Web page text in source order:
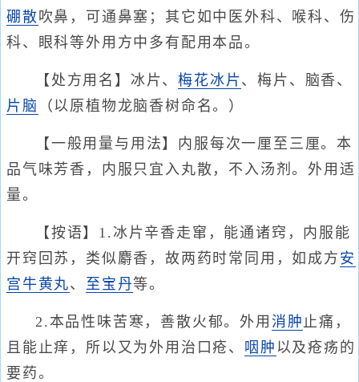
硼散吹鼻，可通鼻塞；其它如中医外科、喉科、伤
科、眼科等外用方中多有配用本品。
【处方用名】冰片、梅花冰片、梅片、脑香、
片脑
（以原植物龙脑香树命名。）
【一般用量与用法】内服每次一厘至三厘。本
品气味芳香，内服只宜入丸散，不入汤剂。外用适
量。
【按语】1.冰片辛香走窜，能通诸窍，内服能
开窍回苏，类似麝香，故两药时常同用，如成方 安
宫牛黄丸、 至宝丹等。
2.本品性味苦寒，善散火郁。外用 消肿止痛，
且能止痒，所以又为外用治口疮、 咽肿 以及疮疡的
要药。